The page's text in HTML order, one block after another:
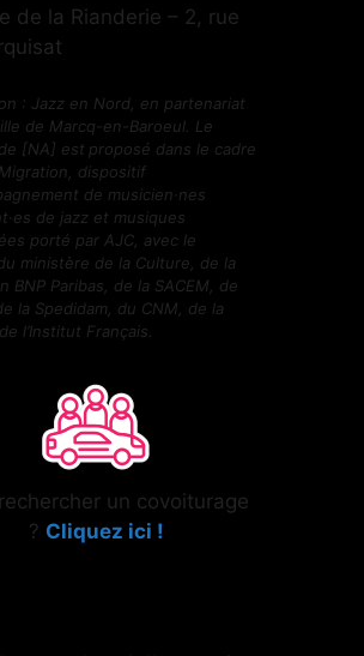
de la Rianderie – 2, rue
: Jazz en Nord, en partenariat
de Marcq-en-Baroeul. Le
[NA] est proposé dans le cadre
dispositif
de musicien·nes
de jazz et musiques
porté par AJC, avec le
ministère de la Culture, de la
BNP Paribas, de la SACEM, de
la Spedidam, du CNM, de la
l’Institut Français.
un covoiturage
? Cliquez ici !